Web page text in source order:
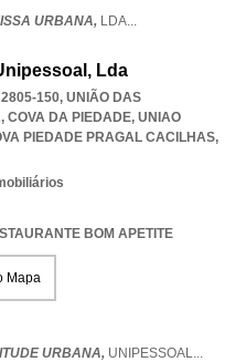
URBANA, LDA...
Lda
150, UNIÃO DAS
COVA DA PIEDADE, UNIAO
PIEDADE PRAGAL CACILHAS,
BOM APETITE
Mapa
URBANA, UNIPESSOAL...